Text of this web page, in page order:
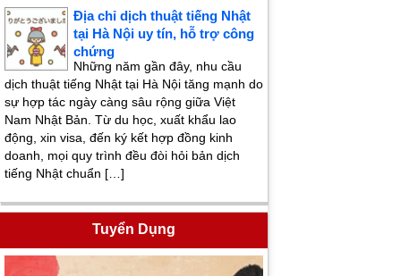
Địa chỉ dịch thuật tiếng Nhật
tại Hà Nội uy tín, hỗ trợ công
chứng
Những năm gần đây, nhu cầu
dịch thuật tiếng Nhật tại Hà Nội tăng mạnh do
sự hợp tác ngày càng sâu rộng giữa Việt
Nam Nhật Bản. Từ du học, xuất khẩu lao
động, xin visa, đến ký kết hợp đồng kinh
doanh, mọi quy trình đều đòi hỏi bản dịch
tiếng Nhật chuẩn […]
Tuyển Dụng